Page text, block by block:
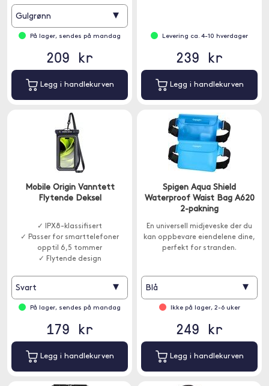
Gulgrønn ▾
På lager, sendes på mandag
209 kr
Legg i handlekurven
Levering ca. 4-10 hverdager
239 kr
Legg i handlekurven
Mobile Origin Vanntett
Flytende Deksel
✓ IPX8-klassifisert
✓ Passer for smarttelefoner
opptil 6,5 tommer
✓ Flytende design
Svart ▾
På lager, sendes på mandag
179 kr
Legg i handlekurven
Spigen Aqua Shield
Waterproof Waist Bag A620
2-pakning
En universell midjeveske der du
kan oppbevare eiendelene dine,
perfekt for stranden.
Blå ▾
Ikke på lager, 2-6 uker
249 kr
Legg i handlekurven